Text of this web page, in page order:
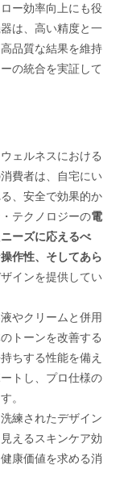
ー効率向上にも役
は、高い精度と一
品質な結果を維持
の統合を実証して
ェルネスにおける
費者は、自宅にい
、安全で効果的か
テクノロジーの電
ーズに応えるべ
作性、そしてあら
インを提供してい
やクリームと併用
トーンを改善する
ちする性能を備え
トし、プロ仕様の
。
練されたデザイン
えるスキンケア効
康価値を求める消